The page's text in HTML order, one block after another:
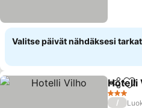
Valitse päivät nähdäksesi
Jaa
Hotelli
3
/